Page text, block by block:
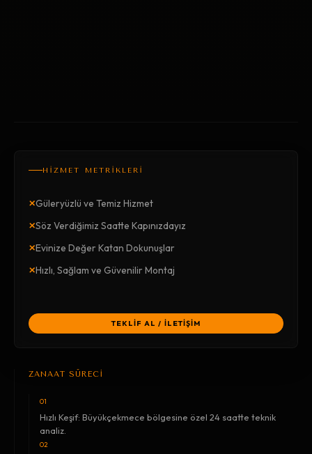
HİZMET METRİKLERİ
×Güleryüzlü ve Temiz Hizmet
×Söz Verdiğimiz Saatte Kapınızdayız
×Evinize Değer Katan Dokunuşlar
×Hızlı, Sağlam ve Güvenilir Montaj
TEKLİF AL / İLETİŞİM
ZANAAT SÜRECİ
01
Hızlı Keşif: Büyükçekmece bölgesine özel 24 saatte teknik
analiz.
02